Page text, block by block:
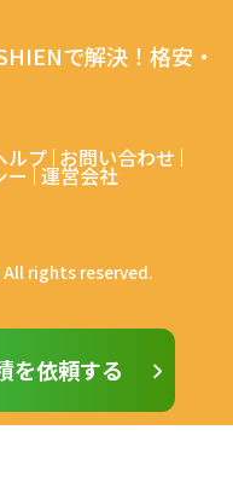
を依頼する
で解決！格安・
ルプ お問い合わせ
ー 運営会社
rights reserved.